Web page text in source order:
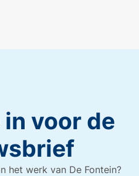
voor de
het werk van De Fontein?